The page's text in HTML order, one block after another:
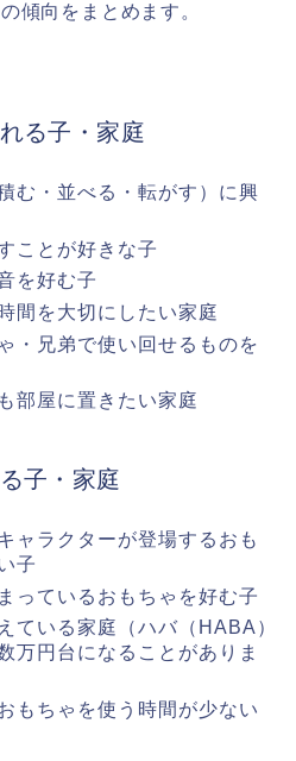
傾向をまとめます。
る子・家庭
む・並べる・転がす）に興
ことが好きな子
を好む子
間を大切にしたい家庭
・兄弟で使い回せるものを
部屋に置きたい家庭
子・家庭
ャラクターが登場するおも
子
っているおもちゃを好む子
ている家庭（ハバ（HABA）
万円台になることがありま
もちゃを使う時間が少ない